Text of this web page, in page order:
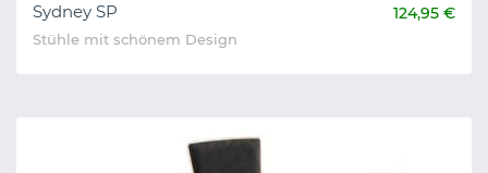
Sydney SP 124,95 €
Stühle mit schönem Design